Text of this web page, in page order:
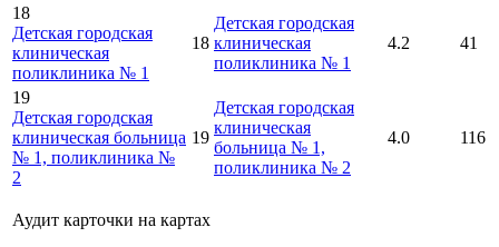
18
Детская городская
клиническая
поликлиника № 1
18
Детская городская
клиническая
поликлиника № 1
4.2 41
19
Детская городская
клиническая больница
№ 1, поликлиника №
2
19
Детская городская
клиническая
больница № 1,
поликлиника № 2
4.0 116
Аудит карточки на картах